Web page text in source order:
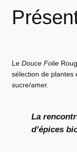
Le Douce Folie
sélection de plantes
sucre/amer.
La
d’épices